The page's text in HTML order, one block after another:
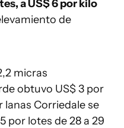
a US$ 6 por kilo
de
micras
obtuvo US$ 3 por
lanas Corriedale se
por lotes de 28 a 29